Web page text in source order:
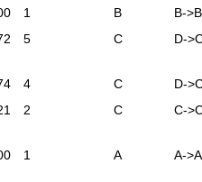
1 B
B->B
5 C D-
4 C
D-
2 C C-
1 A A->A